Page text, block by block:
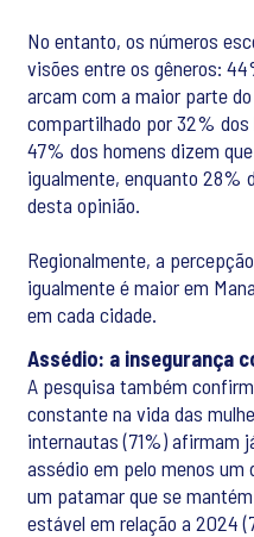
No entanto, os números
visões entre os gêneros:
arcam com a maior parte
compartilhado por 32%
47% dos homens dizem
igualmente, enquanto 28%
desta opinião.
Regionalmente, a
igualmente é maior em
em cada cidade.
Assédio: a insegurança
A pesquisa também
constante na vida das
internautas (71%) afirmam
assédio em pelo menos
um patamar que se
estável em relação a 2024